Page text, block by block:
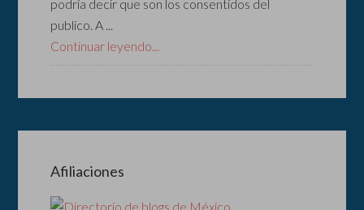
podría decir que son los consentidos del
publico. A ...
Continuar leyendo...
Afiliaciones